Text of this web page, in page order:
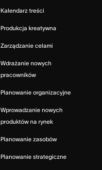
Kalendarz treści
Produkcja kreatywna
Zarządzanie celami
Wdrażanie nowych
pracowników
Planowanie organizacyjne
Wprowadzanie nowych
produktów na rynek
Planowanie zasobów
Planowanie strategiczne